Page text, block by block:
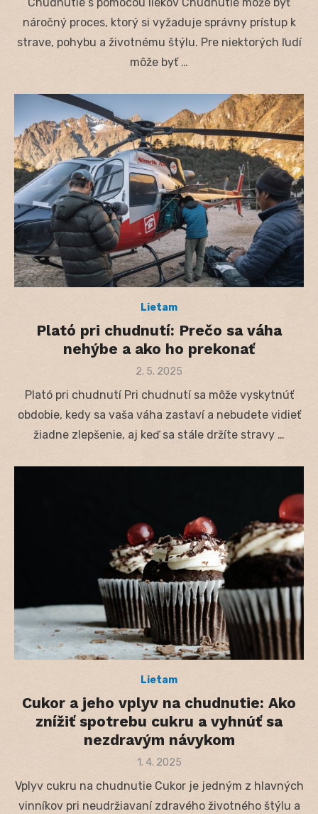
náročný proces, ktorý si vyžaduje správny prístup k
strave, pohybu a životnému štýlu. Pre niektorých ľudí
môže byť …
Lietam
Plató pri chudnutí: Prečo sa váha
nehýbe a ako ho prekonať
Posted
2. 5. 2025
Plató pri chudnutí Pri chudnutí sa môže vyskytnúť
obdobie, kedy sa vaša váha zastaví a nebudete vidieť
žiadne zlepšenie, aj keď sa stále držíte stravy …
Lietam
Cukor a jeho vplyv na chudnutie: Ako
znížiť spotrebu cukru a vyhnúť sa
nezdravým návykom
Posted
1. 4. 2025
Vplyv cukru na chudnutie Cukor je jedným z hlavných
vinníkov pri neudržiavaní zdravého životného štýlu a